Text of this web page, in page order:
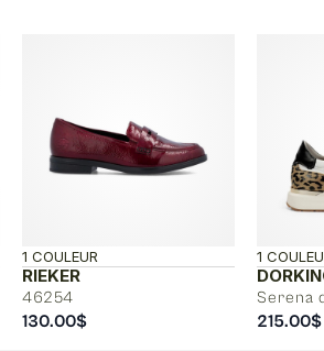
RIEKER
46254
1 COULEUR
130.00$
Serena
1
215.00$